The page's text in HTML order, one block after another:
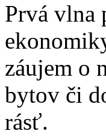
Prvá vlna
záujem o
bytov či
rásť.